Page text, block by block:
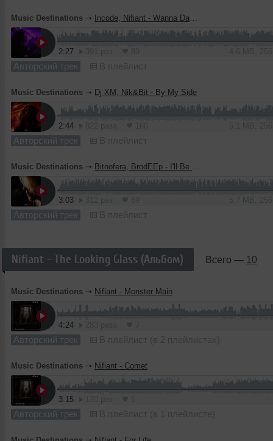
Music Destinations ➝ Incode, Nifiant - Wanna Dance
2:27
Авторский трек В плейлист
Music Destinations ➝ Dj XM, Nik&Bit - By My Side
2:44
Авторский трек В плейлист
Music Destinations ➝ Bitnofera, BrodEEp - I'll Be There for You
3:03
Авторский трек В плейлист
Nifiant - The Looking Glass (Альбом) Всего — 10
Music Destinations ➝ Nifiant - Monster Main
4:24
Авторский трек В плейлист (в 2 плейлистах)
Music Destinations ➝ Nifiant - Comet
3:15
Авторский трек В плейлист (в 1 плейлисте)